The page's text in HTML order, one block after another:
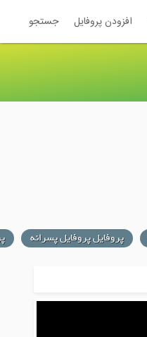
افزودن پروفایل جستجو
پروفایل پروفایل پسرانه